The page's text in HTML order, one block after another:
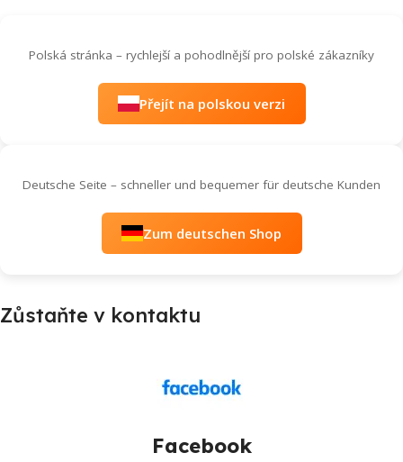
Polská stránka – rychlejší a pohodlnější pro polské zákazníky
Přejít na polskou verzi
Deutsche Seite – schneller und bequemer für deutsche Kunden
Zum deutschen Shop
Zůstaňte v kontaktu
Facebook